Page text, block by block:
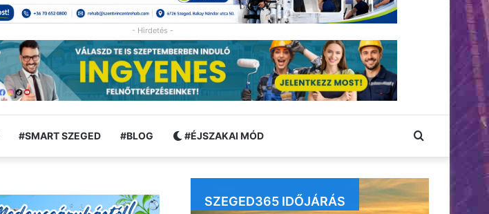
- Hirdetés -
#SMART SZEGED #BLOG #ÉJSZAKAI MÓD Keresés:
SZEGED365 IDŐJÁRÁS